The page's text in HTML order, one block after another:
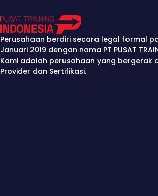
Perusahaan berdiri secara legal formal
Januari 2019 dengan nama PT PUSAT
Kami adalah perusahaan yang bergerak
Provider dan Sertifikasi.